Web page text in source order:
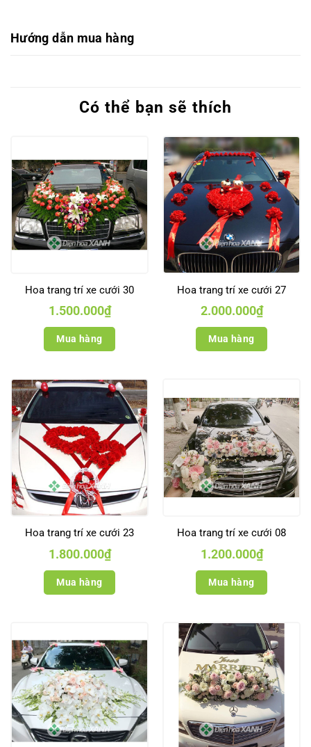
Hướng dẫn mua hàng
Có thể bạn sẽ thích
Hoa trang trí xe cưới 30
1.500.000₫
Mua hàng
Hoa trang trí xe cưới 27
2.000.000₫
Mua hàng
Hoa trang trí xe cưới 23
1.800.000₫
Mua hàng
Hoa trang trí xe cưới 08
1.200.000₫
Mua hàng